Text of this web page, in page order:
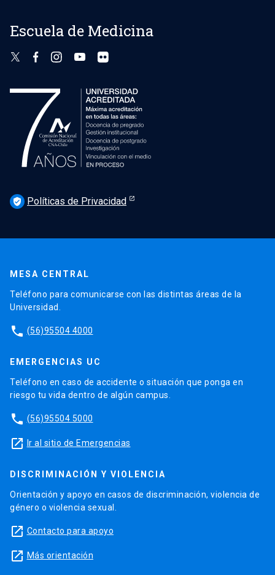
Escuela de Medicina
verified_user Políticas de Privacidad
MESA CENTRAL
Teléfono para comunicarse con las distintas áreas de la
Universidad.
phone (56)95504 4000
EMERGENCIAS UC
Teléfono en caso de accidente o situación que ponga en
riesgo tu vida dentro de algún campus.
phone (56)95504 5000
launch Ir al sitio de Emergencias
DISCRIMINACIÓN Y VIOLENCIA
Orientación y apoyo en casos de discriminación, violencia de
género o violencia sexual.
launch Contacto para apoyo
launch Más orientación